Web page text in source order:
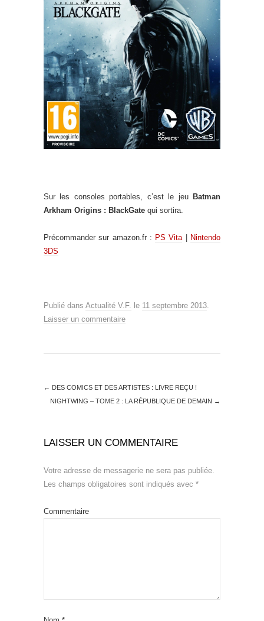
Sur les consoles portables, c’est le jeu Batman
Arkham Origins : BlackGate qui sortira.
Précommander sur amazon.fr : PS Vita|
Nintendo
3DS
Publié dans Actualité V.F. le 11 septembre 2013.
Laisser un commentaire
← DES COMICS ET DES ARTISTES : LIVRE REÇU !
NIGHTWING – TOME 2 : LA RÉPUBLIQUE DE DEMAIN →
LAISSER UN COMMENTAIRE
Votre adresse de messagerie ne sera pas publiée.
Les champs obligatoires sont indiqués avec *
Commentaire